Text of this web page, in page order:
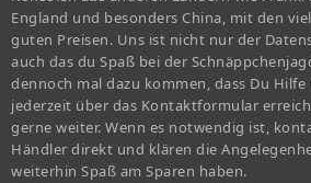
England und besonders China, mit den
guten Preisen. Uns ist nicht nur der
auch das du Spaß bei der
dennoch mal dazu kommen, dass Du
jederzeit über das Kontaktformular
gerne weiter. Wenn es notwendig ist,
Händler direkt und klären die
weiterhin Spaß am Sparen haben.